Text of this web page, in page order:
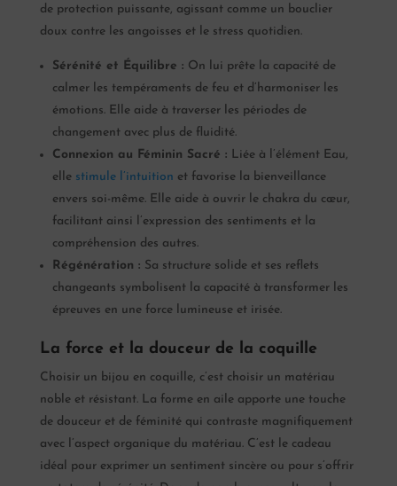
de protection puissante, agissant comme un bouclier
doux contre les angoisses et le stress quotidien.
Sérénité et Équilibre : On lui prête la capacité de
calmer les tempéraments de feu et d’harmoniser les
émotions. Elle aide à traverser les périodes de
changement avec plus de fluidité.
Connexion au Féminin Sacré : Liée à l’élément Eau,
elle stimule l’intuition et favorise la bienveillance
envers soi-même. Elle aide à ouvrir le chakra du cœur,
facilitant ainsi l’expression des sentiments et la
compréhension des autres.
Régénération : Sa structure solide et ses reflets
changeants symbolisent la capacité à transformer les
épreuves en une force lumineuse et irisée.
La force et la douceur de la coquille
Choisir un bijou en coquille, c’est choisir un matériau
noble et résistant. La forme en aile apporte une touche
de douceur et de féminité qui contraste magnifiquement
avec l’aspect organique du matériau. C’est le cadeau
idéal pour exprimer un sentiment sincère ou pour s’offrir